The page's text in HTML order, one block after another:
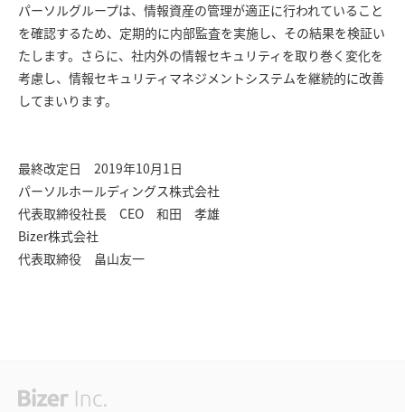
パーソルグループは、情報資産の管理が適正に行われていること
を確認するため、定期的に内部監査を実施し、その結果を検証い
たします。さらに、社内外の情報セキュリティを取り巻く変化を
考慮し、情報セキュリティマネジメントシステムを継続的に改善
してまいります。
最終改定日 2019年10月1日
パーソルホールディングス株式会社
代表取締役社長 CEO 和田 孝雄
Bizer株式会社
代表取締役 畠山友一